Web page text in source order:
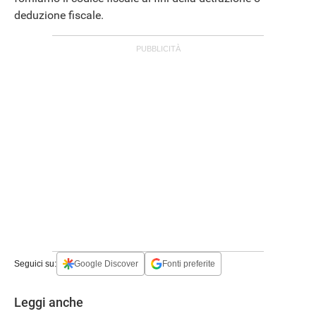
deduzione fiscale.
Seguici su: Google Discover Fonti preferite
Leggi anche